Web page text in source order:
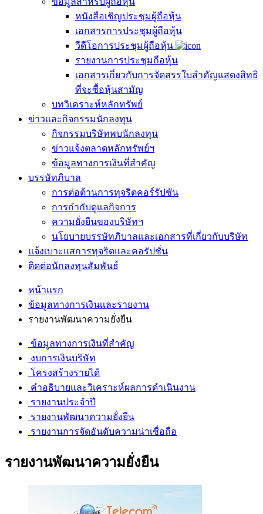
หนังสือเชิญประชุมผู้ถือหุ้น
เอกสารการประชุมผู้ถือหุ้น
วีดีโอการประชุมผู้ถือหุ้น
รายงานการประชุมถือหุ้น
เอกสารเกี่ยวกับการจัดสรรใบสำคัญแสดงสิทธิ
ที่จะซื้อหุ้นสามัญ
บทวิเคราะห์หลักทรัพย์
ข่าวเเละกิจกรรมนักลงทุน
กิจกรรมบริษัทพบนักลงทุน
ข่าวแจ้งตลาดหลักทรัพย์ฯ
ข้อมูลทางการเงินที่สำคัญ
บรรษัทภิบาล
การต่อต้านการทุจริตคอร์รัปชัน
การกำกับดูแลกิจการ
ความยั่งยืนของบริษัทฯ
นโยบายบรรษัทภิบาลและเอกสารที่เกี่ยวกับบริษัท
แจ้งเบาะแสการทุจริตและคอรัปชั่น
ติดต่อนักลงทุนสัมพันธ์
หน้าแรก
ข้อมูลทางการเงินเเละรายงาน
รายงานพัฒนาความยั่งยืน
ข้อมูลทางการเงินที่สำคัญ
งบการเงินบริษัท
โครงสร้างรายได้
คำอธิบายและวิเคราะห์ผลการดำเนินงาน
รายงานประจำปี
รายงานพัฒนาความยั่งยืน
รายงานการจัดอันดับความน่าเชื่อถือ
รายงานพัฒนาความยั่งยืน